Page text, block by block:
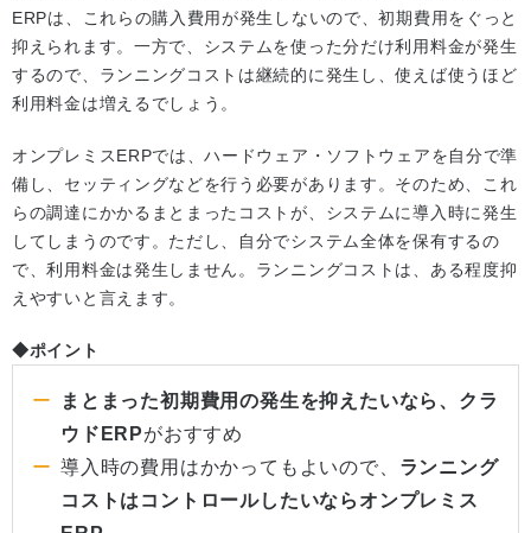
ERPは、これらの購入費用が発生しないので、初期費用をぐっと
抑えられます。一方で、システムを使った分だけ利用料金が発生
するので、ランニングコストは継続的に発生し、使えば使うほど
利用料金は増えるでしょう。
オンプレミスERPでは、ハードウェア・ソフトウェアを自分で準
備し、セッティングなどを行う必要があります。そのため、これ
らの調達にかかるまとまったコストが、システムに導入時に発生
してしまうのです。ただし、自分でシステム全体を保有するの
で、利用料金は発生しません。ランニングコストは、ある程度抑
えやすいと言えます。
◆ポイント
まとまった初期費用の発生を抑えたいなら、クラ
ウドERPがおすすめ
導入時の費用はかかってもよいので、 ランニング
コストはコントロールしたいならオンプレミス